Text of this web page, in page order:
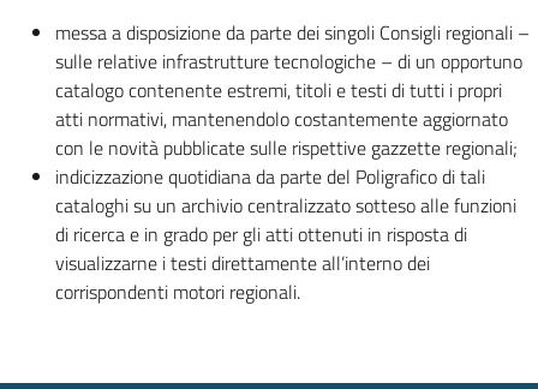
messa a disposizione da parte dei singoli Consigli regionali –
sulle relative infrastrutture tecnologiche – di un opportuno
catalogo contenente estremi, titoli e testi di tutti i propri
atti normativi, mantenendolo costantemente aggiornato
con le novità pubblicate sulle rispettive gazzette regionali;
indicizzazione quotidiana da parte del Poligrafico di tali
cataloghi su un archivio centralizzato sotteso alle funzioni
di ricerca e in grado per gli atti ottenuti in risposta di
visualizzarne i testi direttamente all’interno dei
corrispondenti motori regionali.